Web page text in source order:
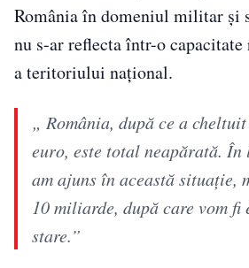
România în domeniul militar și
nu s-ar reflecta într-o capacitate
a teritoriului național.
„ România, după ce a
euro, este total neapărată. În
am ajuns în această situație,
10 miliarde, după care vom fi
stare.”